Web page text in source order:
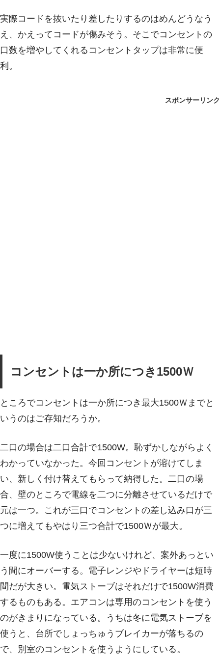
実際コードを抜いたり差したりするのはめんどうなう
え、かえってコードが傷みそう。そこでコンセントの
口数を増やしてくれるコンセントタップは非常に便
利。
スポンサーリンク
コンセントは一か所につき1500Ｗ
ところでコンセントは一か所につき最大1500Ｗまでと
いうのはご存知だろうか。
二口の場合は二口合計で1500W。恥ずかしながらよく
わかっていなかった。今回コンセントが溶けてしま
い、新しく付け替えてもらって納得した。二口の場
合、壁のところで電線を二つに分離させているだけで
元は一つ。これが三口でコンセントの差し込み口が三
つに増えてもやはり三つ合計で1500Ｗが最大。
一度に1500W使うことは少ないけれど、案外あっとい
う間にオーバーする。電子レンジやドライヤーは短時
間だが大きい。電気ストーブはそれだけで1500W消費
するものもある。エアコンは専用のコンセントを使う
のがきまりになっている。うちは冬に電気ストーブを
使うと、台所でしょっちゅうブレイカーが落ちるの
で、別室のコンセントを使うようにしている。